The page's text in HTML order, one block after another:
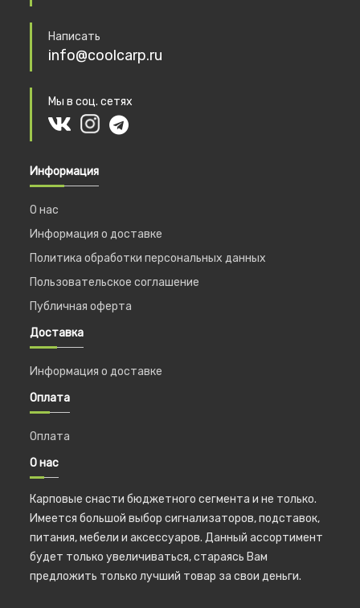
Написать
info@coolcarp.ru
Мы в соц. сетях
Информация
О нас
Информация о доставке
Политика обработки персональных данных
Пользовательское соглашение
Публичная оферта
Доставка
Информация о доставке
Оплата
Оплата
О нас
Карповые снасти бюджетного сегмента и не только.
Имеется большой выбор сигнализаторов, подставок,
питания, мебели и аксессуаров. Данный ассортимент
будет только увеличиваться, стараясь Вам
предложить только лучший товар за свои деньги.